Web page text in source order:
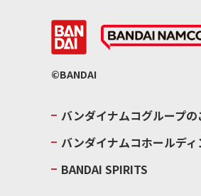
©BANDAI
バンダイナムコグループの
バンダイナムコホールディ
BANDAI SPIRITS